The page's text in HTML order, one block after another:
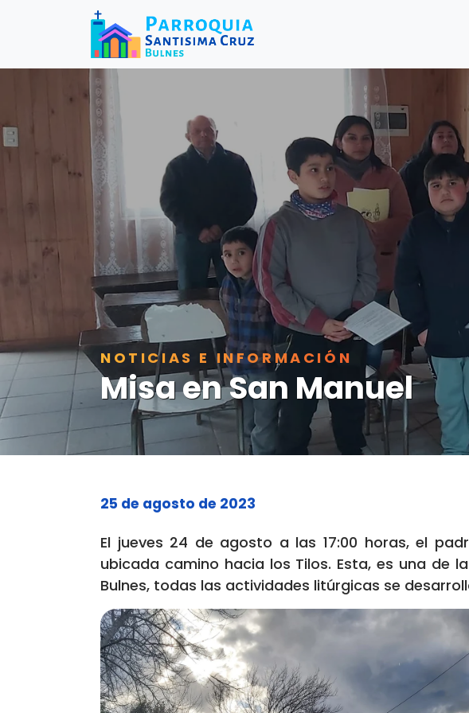
NOTICIAS E INFORMACIÓN
Misa en San Manuel
25 de agosto de 2023
El jueves 24 de agosto a las 17:00 horas, el
ubicada camino hacia los Tilos. Esta, es una de
Bulnes, todas las actividades litúrgicas se